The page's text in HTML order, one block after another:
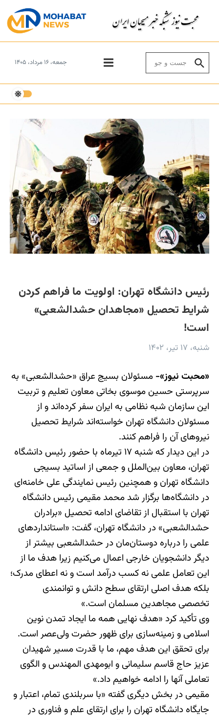
جمعه، ۱۶ مرداد، ۱۴۰۵
رئیس دانشگاه تهران: اولویت ما فراهم کردن
شرایط تحصیل «مجاهدان حشدالشعبی»
است!
شنبه، ۱۷ تیر، ۱۴۰۲
«محبت نیوز»- مسئولان بسیج عراق «حشدالشعبی» به
سرپرستی حسین موسوی بخاتی معاون تعلیم و تربیت
این سازمان شبه نظامی به ایران سفر کرده‌اند و از
مسئولان دانشگاه تهران خواسته‌اند شرایط تحصیل
نیروهای آن را فراهم کنند.
در این دیدار که شنبه ۱۷ تیرماه با حضور رئیس دانشگاه
تهران، معاون بین‌الملل و جمعی از اساتید بسیجی
دانشگاه تهران و همچنین رئیس نمایندگی علی خامنه‌ای
در دانشگاه‌ها برگزار شد محمد مقیمی رئیس دانشگاه
تهران با استقبال از تقاضای ادامه تحصیل «برادران
حشدالشعبی» در دانشگاه تهران، گفت: «استانداردهای
علمی را درباره دوستان‌مان در حشدالشعبی بیشتر از
دیگر دانشجویان خارجی اعمال می‌کنیم زیرا هدف ما از
این تعامل علمی نه کسب درآمد است و نه اعطای مدرک؛
بلکه هدف اصلی ارتقای سطح دانش و توانمندی
تخصصی مجاهدین مسلمان است.»
وی تأکید کرد «هدف نهایی همه ما ایجاد تمدن نوین
اسلامی و زمینه‌سازی برای ظهور حضرت ولی‌عصر است.
برای تحقق این هدف مهم، ما با قدرت مسیر شهیدان
عزیز حاج قاسم سلیمانی و ابومهدی المهندس و الگوی
تعاملی آنها را ادامه خواهیم داد.»
مقیمی در بخش دیگری گفته «با سربلندی تمام، اعتبار و
جایگاه دانشگاه تهران را برای ارتقای علم و فناوری در